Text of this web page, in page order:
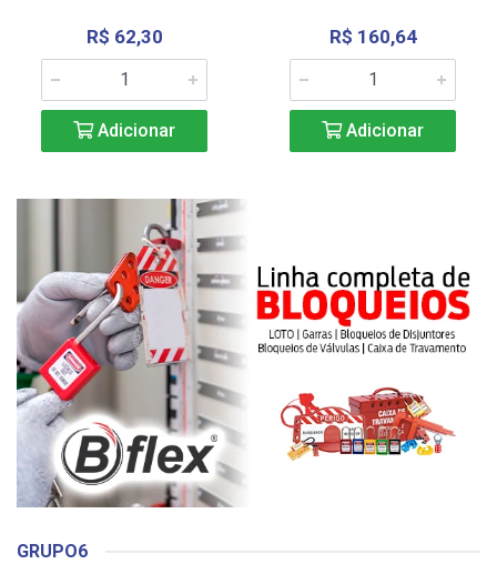
R$ 62,30
Adicionar
R$ 160,64
Adicionar
GRUPO6